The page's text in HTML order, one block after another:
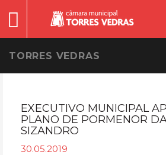
TORRES VEDRAS
EXECUTIVO MUNICIPAL
PLANO DE PORMENOR
SIZANDRO
30.05.2019